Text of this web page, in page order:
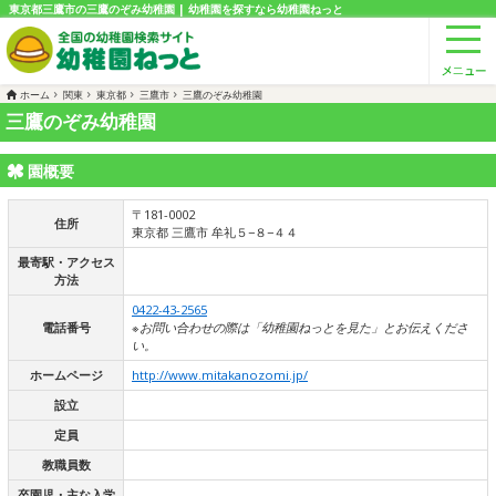
東京都三鷹市の三鷹のぞみ幼稚園 | 幼稚園を探すなら幼稚園ねっと
ホーム 関東 東京都 三鷹市 三鷹のぞみ幼稚園
三鷹のぞみ幼稚園
園概要
住所
〒181-0002
東京都 三鷹市 牟礼５−８−４４
最寄駅・アクセス
方法
電話番号
0422-43-2565
※お問い合わせの際は「幼稚園ねっとを見た」とお伝えくださ
い。
ホームページ
http://www.mitakanozomi.jp/
設立
定員
教職員数